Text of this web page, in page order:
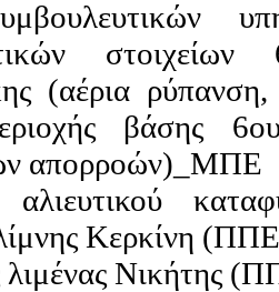
(αέρια
βάσης
απορροών)_ΜΠΕ
Κερκίνη
λιμένας Νικήτης